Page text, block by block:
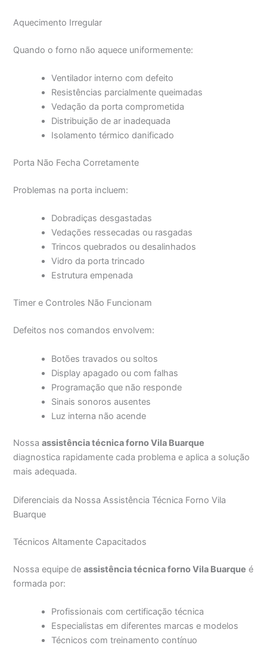
Aquecimento Irregular
Quando o forno não aquece uniformemente:
Ventilador interno com defeito
Resistências parcialmente queimadas
Vedação da porta comprometida
Distribuição de ar inadequada
Isolamento térmico danificado
Porta Não Fecha Corretamente
Problemas na porta incluem:
Dobradiças desgastadas
Vedações ressecadas ou rasgadas
Trincos quebrados ou desalinhados
Vidro da porta trincado
Estrutura empenada
Timer e Controles Não Funcionam
Defeitos nos comandos envolvem:
Botões travados ou soltos
Display apagado ou com falhas
Programação que não responde
Sinais sonoros ausentes
Luz interna não acende
Nossaassistência técnica forno Vila Buarque
diagnostica rapidamente cada problema e aplica a solução
mais adequada.
Diferenciais da Nossa Assistência Técnica Forno Vila
Buarque
Técnicos Altamente Capacitados
Nossa equipe deassistência técnica forno Vila Buarque é
formada por:
Profissionais com certificação técnica
Especialistas em diferentes marcas e modelos
Técnicos com treinamento contínuo